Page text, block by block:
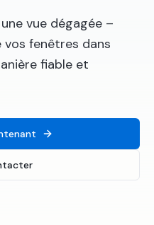
vue dégagée –
fenêtres dans
fiable et